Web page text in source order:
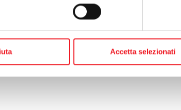
Accetta selezionati